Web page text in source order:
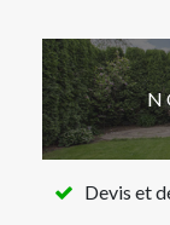
Devis et